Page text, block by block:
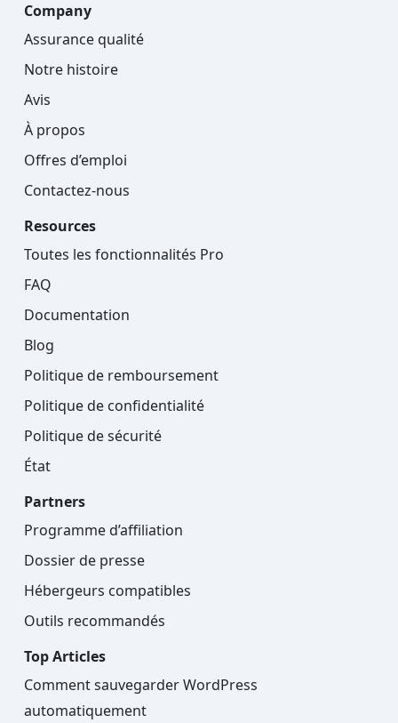
Company
Assurance qualité
Notre histoire
Avis
À propos
Offres d’emploi
Contactez-nous
Resources
Toutes les fonctionnalités Pro
FAQ
Documentation
Blog
Politique de remboursement
Politique de confidentialité
Politique de sécurité
État
Partners
Programme d’affiliation
Dossier de presse
Hébergeurs compatibles
Outils recommandés
Top Articles
Comment sauvegarder WordPress
automatiquement